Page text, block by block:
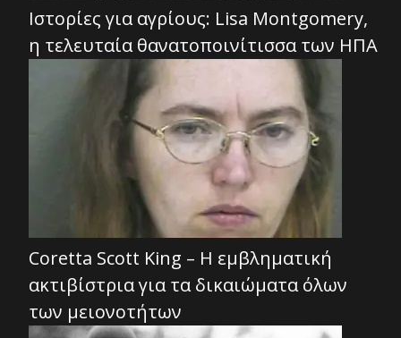
Ιστορίες για αγρίους: Lisa Montgomery,
η τελευταία θανατοποινίτισσα των ΗΠΑ
Coretta Scott King – Η εμβληματική
ακτιβίστρια για τα δικαιώματα όλων
των μειονοτήτων